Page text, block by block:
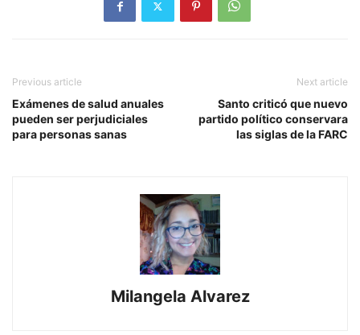
Previous article
Exámenes de salud anuales
pueden ser perjudiciales
para personas sanas
Next article
Santo criticó que nuevo
partido político conservara
las siglas de la FARC
Milangela Alvarez